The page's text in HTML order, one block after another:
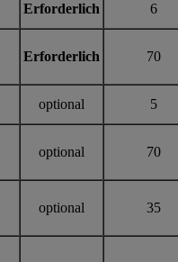
Erforderlich 6
Erforderlich 70
optional 5
optional 70
optional 35